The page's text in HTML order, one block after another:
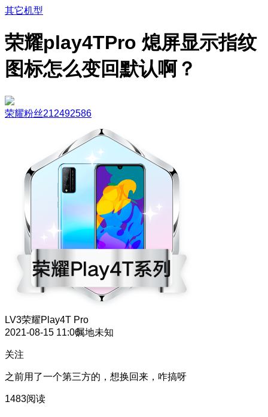
其它机型
荣耀play4TPro 熄屏显示指纹
图标怎么变回默认啊？
荣耀粉丝212492586
LV3荣耀Play4T Pro
2021-08-15 11:06属地未知
关注
之前用了一个第三方的，想换回来，咋搞呀
1483阅读